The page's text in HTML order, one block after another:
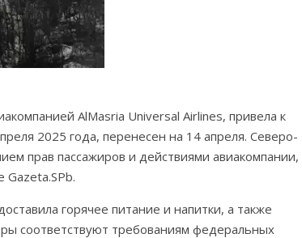
AlMasria Universal Airlines, привела к
2025 года, перенесен на 14 апреля. Северо-
прав пассажиров и действиями авиакомпании,
горячее питание и напитки, а также
соответствуют требованиям федеральных